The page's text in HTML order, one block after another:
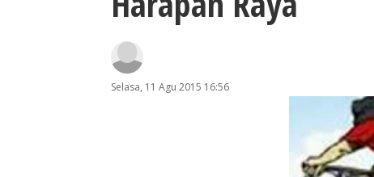
Selasa, 11 Agu 2015 16:56